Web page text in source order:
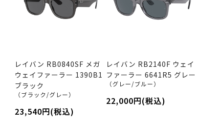
レイバン RB0840SF メガ
ウェイファーラー 1390B1
ブラック
（ブラック/グレー）
23,540円(税込)
レイバン RB2140F ウェイ
ファーラー 6641R5 グレー
（グレー/ブルー）
22,000円(税込)